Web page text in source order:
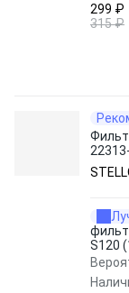
299 ₽
315 ₽
S120